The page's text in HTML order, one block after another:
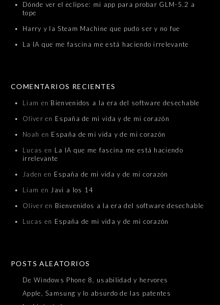
Dónde ver el eclipse: mi app para probar GLM-5.2 a
tope
Harry y la Steam Machine que pudo ser y no fue
La IA que me fascina me está haciendo irrelevante
COMENTARIOS RECIENTES
Liam en Bienvenidos a la era del software desechable
Oliver en España de mi vida y de mi corazón
Noah en España de mi vida y de mi corazón
Lucas en La IA que me fascina me está haciendo
irrelevante
Jaden en España de mi vida y de mi corazón
Liam en Javi a los 14
Oliver en Bienvenidos a la era del software desechable
Lucas en España de mi vida y de mi corazón
POSTS ALEATORIOS
De Windows Phone 8, usabilidad y hervores
Apple, Samsung y lo absurdo de las patentes